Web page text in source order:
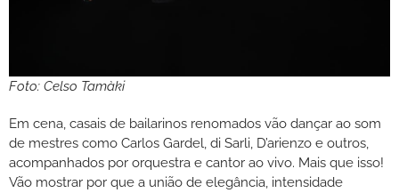
Foto: Celso Tamàki
Em cena, casais de bailarinos renomados vão dançar ao som
de mestres como Carlos Gardel, di Sarli, D’arienzo e outros,
acompanhados por orquestra e cantor ao vivo. Mais que isso!
Vão mostrar por que a união de elegância, intensidade